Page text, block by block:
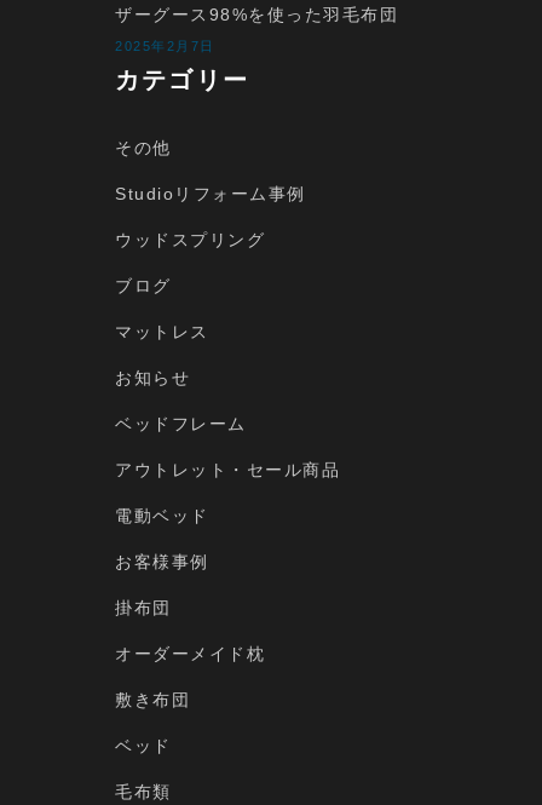
ザーグース98%を使った羽毛布団
2025年2月7日
カテゴリー
その他
Studioリフォーム事例
ウッドスプリング
ブログ
マットレス
お知らせ
ベッドフレーム
アウトレット・セール商品
電動ベッド
お客様事例
掛布団
オーダーメイド枕
敷き布団
ベッド
毛布類